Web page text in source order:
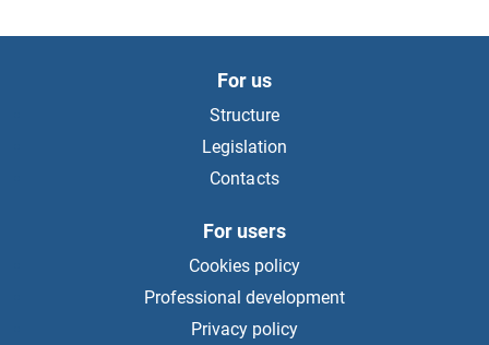
For us
Structure
Legislation
Contacts
For users
Cookies policy
Professional development
Privacy policy